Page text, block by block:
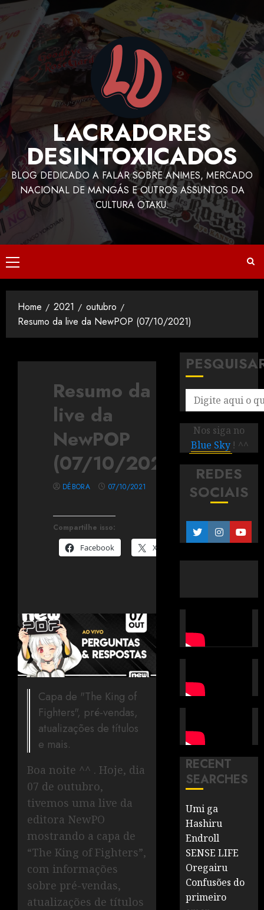
LACRADORES
DESINTOXICADOS
BLOG DEDICADO A FALAR SOBRE ANIMES, MERCADO
NACIONAL DE MANGÁS E OUTROS ASSUNTOS DA
CULTURA OTAKU.
Home 2021
outubro
Resumo da live da NewPOP (07/10/2021)
Resumo da
live da
NewPOP
(07/10/2021)
Compartilhe isso:
Facebook
X
DÉBORA 07/10/2021
Capa de "The King of
Fighters", pré-vendas,
atualizações de títulos
e mais.
Boa noite ^^ . Hoje, dia
07 de outubro,
tivemos uma live da
editora NewPO
mostrando a capa de
“The King of Fighters”,
com informações
sobre pré-vendas,
atualizações de títulos
Nos siga no
Blue Sky ! ^^
REDES
SOCIAIS
RECENT
SEARCHES
Umi ga
Hashiru
Endroll
SENSE LIFE
Oregairu
Confusões do
primeiro